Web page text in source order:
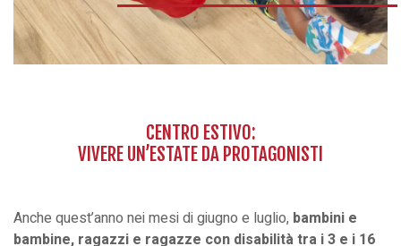
CENTRO ESTIVO:
VIVERE UN’ESTATE DA PROTAGONISTI
Anche quest’anno nei mesi di giugno e luglio, bambini e
bambine, ragazzi e ragazze con disabilità tra i 3 e i 16